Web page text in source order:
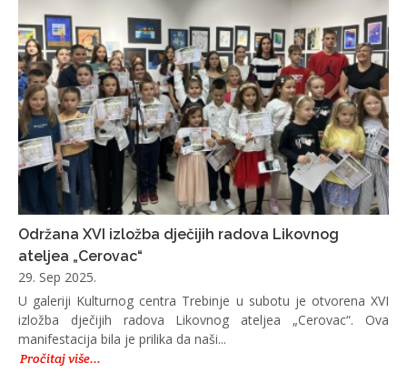
Održana XVI izložba dječijih radova Likovnog
ateljea „Cerovac“
29. Sep 2025.
U galeriji Kulturnog centra Trebinje u subotu je otvorena XVI
izložba dječijih radova Likovnog ateljea „Cerovac“. Ova
manifestacija bila je prilika da naši...
Pročitaj više...